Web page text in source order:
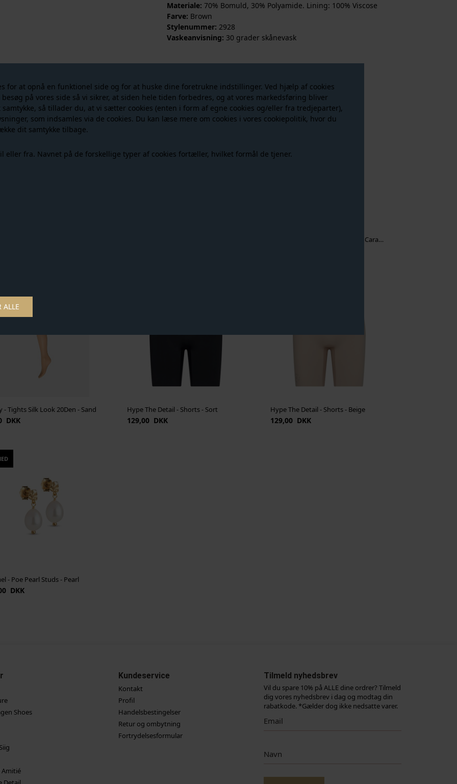
for at opnå en funktionel side og for at huske dine foretrukne indstillinger. Ved hjælp af cookies
på vores side så vi sikrer, at siden hele tiden forbedres, og at vores markedsføring bliver
så tillader du, at vi sætter cookies (enten i form af egne cookies og/eller fra tredjeparter),
som indsamles via de cookies. Du kan læse mere om cookies i vores cookiepolitik, hvor du
dit samtykke tilbage.
eller fra. Navnet på de forskellige typer af cookies fortæller, hvilket formål de tjener.
Materiale: 70% Bomuld, 30% Polyamide. Lining: 100% Viscose
Farve: Brown
Stylenummer: 2928
Vaskeanvisning: 30 grader skånevask
i følgende produkter
NYHED
Decoy - Tight Silk Look 20Den - Caramel
- Tights Silk Look 20Den - Sand
DKK
Hype The Detail - Shorts - Sort
129,00 DKK
Hype The Detail - Shorts - Beige
129,00 DKK
- Poe Pearl Studs - Pearl
DKK
Shoes
Amitié
Kundeservice
Kontakt
Profil
Handelsbestingelser
Retur og ombytning
Fortrydelsesformular
Tilmeld nyhedsbrev
Vil du spare 10% på ALLE dine ordrer? Tilmeld
dig vores nyhedsbrev i dag og modtag din
rabatkode. *Gælder dog ikke nedsatte varer.